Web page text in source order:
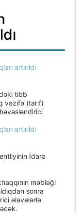
tibb
vəzifə (tarif)
İdarə
məbləği
sonra
əlavələrlə